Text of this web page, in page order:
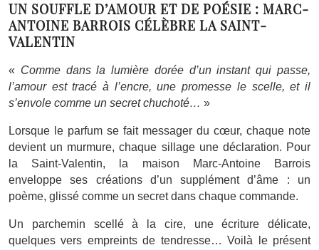
UN SOUFFLE D’AMOUR ET DE POÉSIE : MARC-
ANTOINE BARROIS CÉLÈBRE LA SAINT-
VALENTIN
« Comme dans la lumière dorée d’un instant qui passe,
l’amour est tracé à l’encre, une promesse le scelle, et il
s’envole comme un secret chuchoté… »
Lorsque le parfum se fait messager du cœur, chaque note
devient un murmure, chaque sillage une déclaration. Pour
la Saint-Valentin, la maison Marc-Antoine Barrois
enveloppe ses créations d’un supplément d’âme : un
poème, glissé comme un secret dans chaque commande.
Un parchemin scellé à la cire, une écriture délicate,
quelques vers empreints de tendresse… Voilà le présent